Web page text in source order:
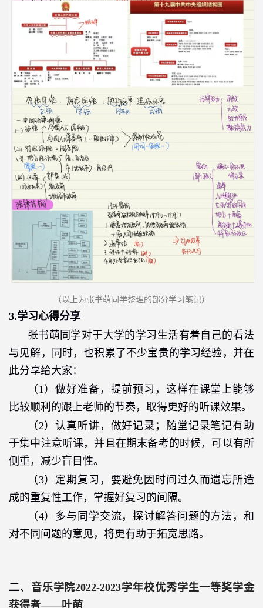
（以上为张书萌 同学整理的部分学习笔记）
3.学习心得分享
张书萌同学对于大学的学习生活有着自己的看法
与见解，同时，也积累了不少宝贵的学习经验，并在
此分享给大家：
（1 ）做好准备，提前预习，这样在课堂上能够
比较顺利的跟上老师的节奏，取得更好的听课效果。
（2）认真听讲，做好记录；随堂记录笔记有助
于集中注意听课，并且在期末备考的时候，可以有所
侧重，减少盲目性。
（3）定期复习，要避免因时间过久而遗忘所造
成的重复性工作，掌握好复习的间隔。
（4）多与同学交流，探讨解答问题的方法，和
对不同问题的意见，将更有助于拓宽思路。
二、 音乐学院2022-2023学年校优秀学生一等奖学金
获得者——叶萌